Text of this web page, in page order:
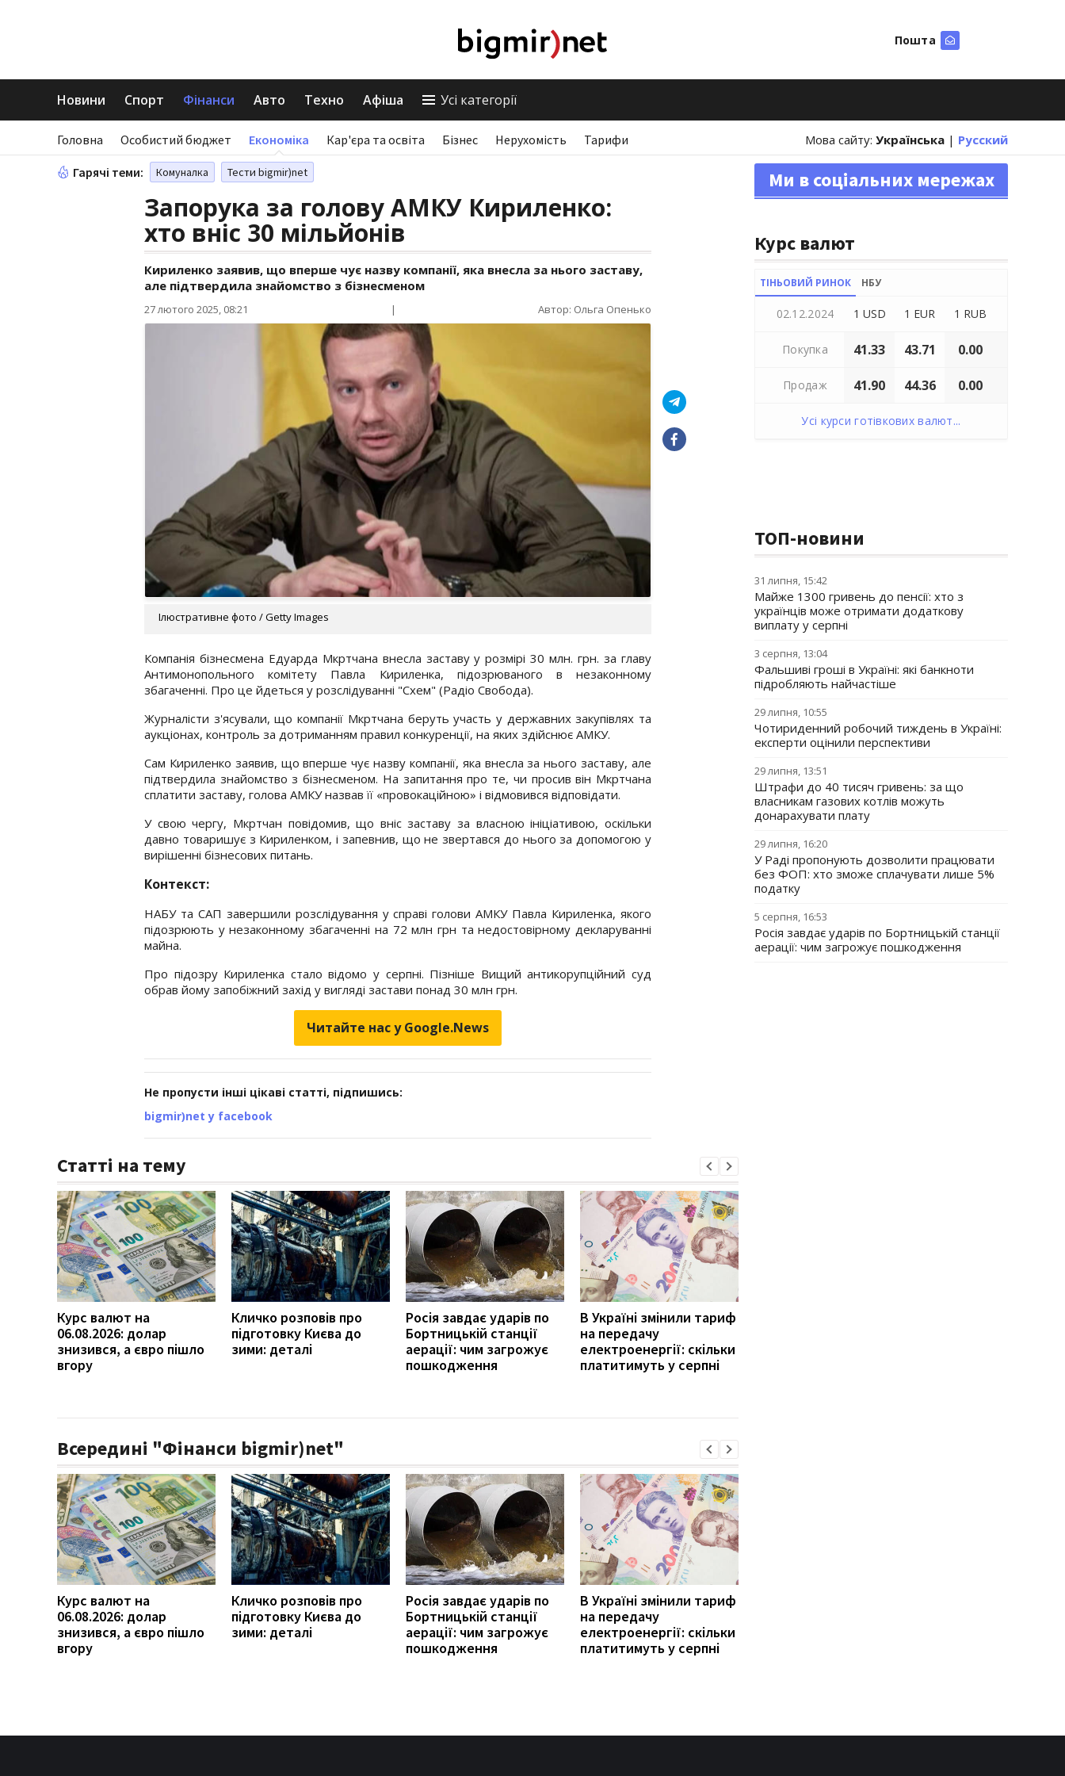
Пошта
Новини Спорт Фінанси Авто Техно Афіша Усі категорії
Головна Особистий бюджет Економіка Кар'єра та освіта Бізнес Нерухомість Тарифи Мова сайту: Українська | Русский
Гарячі теми: Комуналка Тести bigmir)net
Запорука за голову АМКУ Кириленко:
хто вніс 30 мільйонів
Кириленко заявив, що вперше чує назву компанії, яка внесла за нього заставу,
але підтвердила знайомство з бізнесменом
27 лютого 2025, 08:21 | Автор: Ольга Опенько
Ілюстративне фото / Getty Images
Компанія бізнесмена Едуарда Мкртчана внесла заставу у розмірі 30 млн. грн. за главу
Антимонопольного комітету Павла Кириленка, підозрюваного в незаконному
збагаченні. Про це йдеться у розслідуванні "Схем" (Радіо Свобода).
Журналісти з'ясували, що компанії Мкртчана беруть участь у державних закупівлях та
аукціонах, контроль за дотриманням правил конкуренції, на яких здійснює АМКУ.
Сам Кириленко заявив, що вперше чує назву компанії, яка внесла за нього заставу, але
підтвердила знайомство з бізнесменом. На запитання про те, чи просив він Мкртчана
сплатити заставу, голова АМКУ назвав її «провокаційною» і відмовився відповідати.
У свою чергу, Мкртчан повідомив, що вніс заставу за власною ініціативою, оскільки
давно товаришує з Кириленком, і запевнив, що не звертався до нього за допомогою у
вирішенні бізнесових питань.
Контекст:
НАБУ та САП завершили розслідування у справі голови АМКУ Павла Кириленка, якого
підозрюють у незаконному збагаченні на 72 млн грн та недостовірному декларуванні
майна.
Про підозру Кириленка стало відомо у серпні. Пізніше Вищий антикорупційний суд
обрав йому запобіжний захід у вигляді застави понад 30 млн грн.
Читайте нас у Google.News
Не пропусти інші цікаві статті, підпишись:
bigmir)net у facebook
Статті на тему
Курс валют на
06.08.2026: долар
знизився, а євро пішло
вгору
Кличко розповів про
підготовку Києва до
зими: деталі
Росія завдає ударів по
Бортницькій станції
аерації: чим загрожує
пошкодження
В Україні змінили тариф
на передачу
електроенергії: скільки
платитимуть у серпні
Всередині "Фінанси bigmir)net"
Курс валют на
06.08.2026: долар
знизився, а євро пішло
вгору
Кличко розповів про
підготовку Києва до
зими: деталі
Росія завдає ударів по
Бортницькій станції
аерації: чим загрожує
пошкодження
В Україні змінили тариф
на передачу
електроенергії: скільки
платитимуть у серпні
Ми в соціальних мережах
Курс валют
ТІНЬОВИЙ РИНОК НБУ
02.12.2024 1 USD 1 EUR 1 RUB
Покупка 41.33 43.71 0.00
Продаж 41.90 44.36 0.00
Усі курси готівкових валют...
ТОП-новини
31 липня, 15:42
Майже 1300 гривень до пенсії: хто з
українців може отримати додаткову
виплату у серпні
3 серпня, 13:04
Фальшиві гроші в Україні: які банкноти
підробляють найчастіше
29 липня, 10:55
Чотириденний робочий тиждень в Україні:
експерти оцінили перспективи
29 липня, 13:51
Штрафи до 40 тисяч гривень: за що
власникам газових котлів можуть
донарахувати плату
29 липня, 16:20
У Раді пропонують дозволити працювати
без ФОП: хто зможе сплачувати лише 5%
податку
5 серпня, 16:53
Росія завдає ударів по Бортницькій станції
аерації: чим загрожує пошкодження